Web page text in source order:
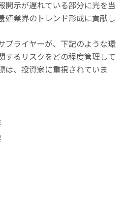
開示が遅れている部分に光を当
殖業界のトレンド形成に貢献し
プライヤーが、下記のような環
するリスクをどの程度管理して
は、投資家に重視されていま